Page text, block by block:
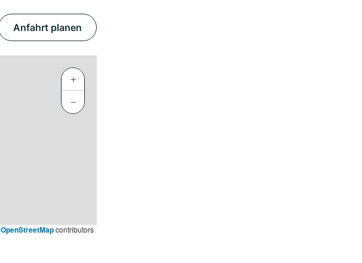
Anfahrt planen
+
−
OpenStreetMapcontributors